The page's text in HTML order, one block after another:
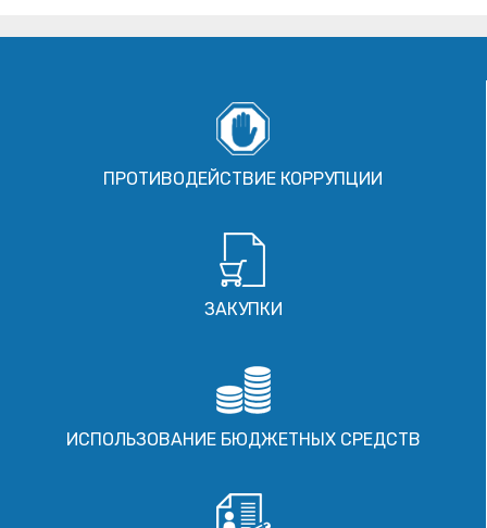
ПРОТИВОДЕЙСТВИЕ КОРРУПЦИИ
ЗАКУПКИ
ИСПОЛЬЗОВАНИЕ БЮДЖЕТНЫХ СРЕДСТВ